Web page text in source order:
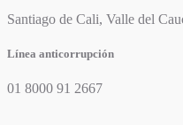
Santiago de Cali, Valle del
Línea anticorrupción
01 8000 91 2667